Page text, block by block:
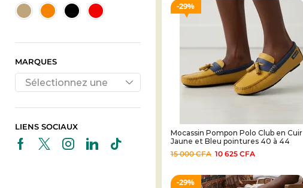
MARQUES
Sélectionnez une
LIENS SOCIAUX
29%
Mocassin Pompon Polo Club en Cuir
Jaune et Bleu pointures 40 à 44
15 000CFA 10 625 CFA
29%